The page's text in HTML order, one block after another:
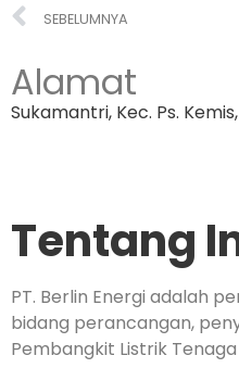
SEBELUMNYA
Alamat
Sukamantri, Kec. Ps.
Tentang
PT. Berlin Energi adalah
bidang perancangan,
Pembangkit Listrik Tenaga